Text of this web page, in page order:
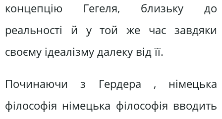
концепцію Гегеля, близьку до
реальності й у той же час завдяки
своєму ідеалізму далеку від її.
Починаючи з Гердера , німецька
філософія німецька філософія вводить